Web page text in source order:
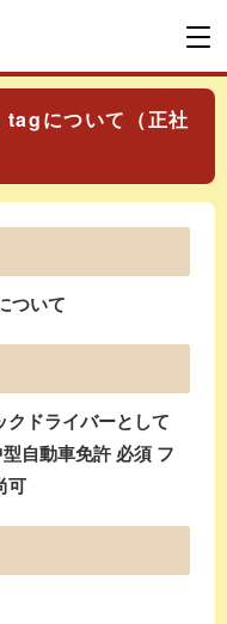
について（正社
ついて
クドライバーとして
自動車免許 必須 フ
可